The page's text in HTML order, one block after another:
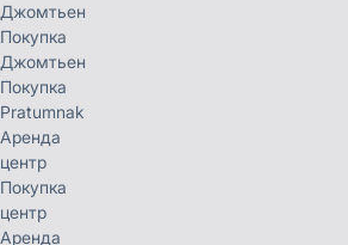
Джомтьен
Покупка
Джомтьен
Покупка
Pratumnak
Аренда
центр
Покупка
центр
Аренда